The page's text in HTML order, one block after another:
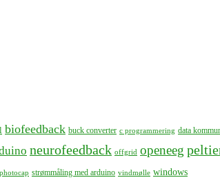
biofeedback buck converter c programmering data
neurofeedback offgrid openeeg
strømmåling med arduino vindmølle windows